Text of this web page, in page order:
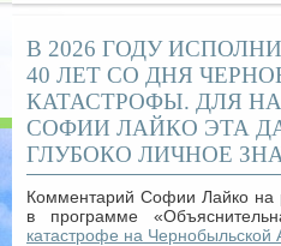
В 2026 ГОДУ
40 ЛЕТ СО ДНЯ
КАТАСТРОФЫ. ДЛЯ
СОФИИ ЛАЙКО ЭТА
ГЛУБОКО ЛИЧНОЕ
Комментарий Софии Лайко
в программе
катастрофе на Чернобыльской